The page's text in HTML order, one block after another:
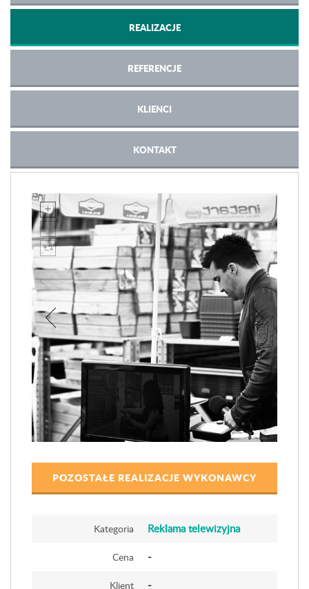
REALIZACJE
REFERENCJE
KLIENCI
KONTAKT
POZOSTAŁE REALIZACJE WYKONAWCY
Kategoria Reklama telewizyjna
Cena -
Klient -